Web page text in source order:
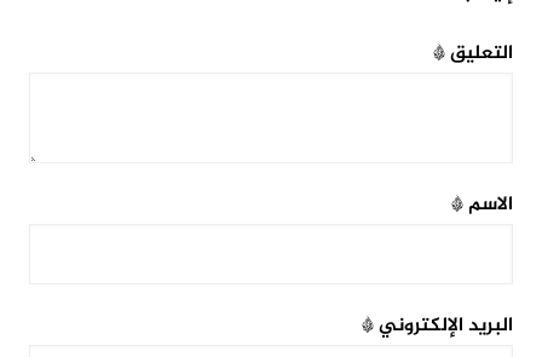
التعليق*
الاسم*
البريد الإلكتروني*